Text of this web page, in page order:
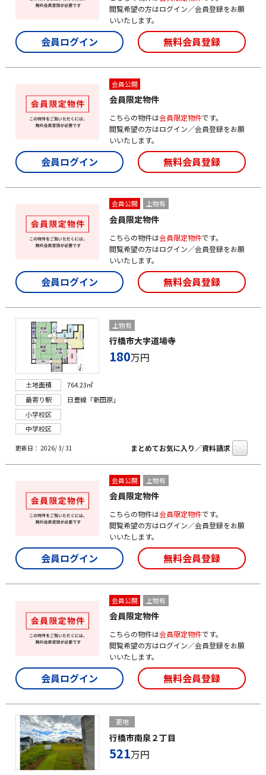
閲覧希望の方はログイン／会員登録をお願
いいたします。
会員ログイン 無料会員登録
会員公開
会員限定物件
こちらの物件は会員限定物件です。
閲覧希望の方はログイン／会員登録をお願
いいたします。
会員ログイン 無料会員登録
会員公開 上物有
会員限定物件
こちらの物件は会員限定物件です。
閲覧希望の方はログイン／会員登録をお願
いいたします。
会員ログイン 無料会員登録
上物有
行橋市大字道場寺
180万円
土地面積
764.23㎡
最寄り駅
日豊線「新田原」
小学校区
中学校区
更新日： 2026/ 3/ 31 まとめてお気に入り／資料請求
会員公開 上物有
会員限定物件
こちらの物件は会員限定物件です。
閲覧希望の方はログイン／会員登録をお願
いいたします。
会員ログイン 無料会員登録
会員公開 上物有
会員限定物件
こちらの物件は会員限定物件です。
閲覧希望の方はログイン／会員登録をお願
いいたします。
会員ログイン 無料会員登録
更地
行橋市南泉２丁目
521万円